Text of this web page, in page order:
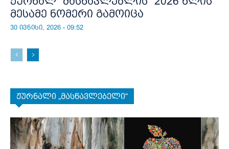
მესამე ნომერი გამოიცა
30 ივნისი, 2026 - 09:52
ჟურნალი „მასწავლებელი“